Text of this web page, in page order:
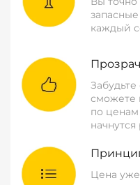
каждый
сможете
по
Цена уже